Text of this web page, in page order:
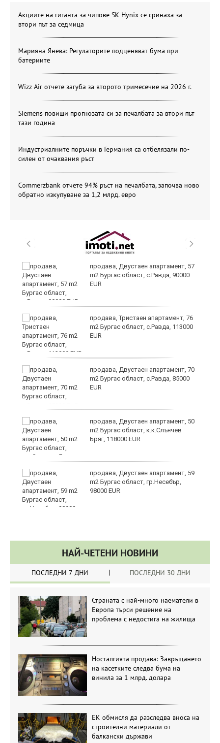
Акциите на гиганта за чипове SK Hynix се сринаха за
втори път за седмица
Марияна Янева: Регулаторите подценяват бума при
батериите
Wizz Air отчете загуба за второто тримесечие на 2026 г.
Siemens повиши прогнозата си за печалбата за втори път
тази година
Индустриалните поръчки в Германия са отбелязали по-
силен от очаквания ръст
Commerzbank отчете 94% ръст на печалбата, започва ново
обратно изкупуване за 1,2 млрд. евро
продава, Двустаен апартамент, 57
m2 Бургас област, с.Равда, 90000
EUR
продава, Тристаен апартамент, 76
m2 Бургас област, с.Равда, 113000
EUR
продава, Двустаен апартамент, 70
m2 Бургас област, с.Равда, 85000
EUR
продава, Двустаен апартамент, 50
m2 Бургас област, к.к.Слънчев
Бряг, 118000 EUR
продава, Двустаен апартамент, 59
m2 Бургас област, гр.Несебър,
98000 EUR
НАЙ-ЧЕТЕНИ НОВИНИ
ПОСЛЕДНИ 7 ДНИ ПОСЛЕДНИ 30 ДНИ
Страната с най-много наематели в
Европа търси решение на
проблема с недостига на жилища
Носталгията продава: Завръщането
на касетките следва бума на
винила за 1 млрд. долара
ЕК обмисля да разследва вноса на
строителни материали от
балкански държави